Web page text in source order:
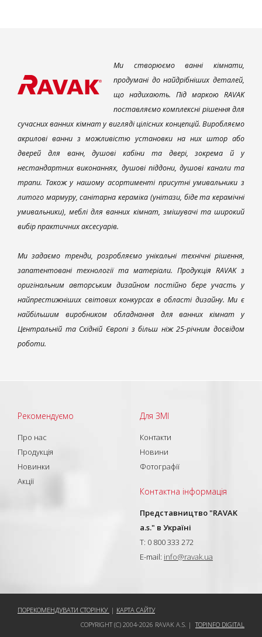
Ми створюємо ванні кімнати,
продумані до найдрібніших деталей,
що надихають. Під маркою RAVAK
поставляємо комплексні рішення для
сучасних ванних кімнат у вигляді цілісних концепцій. Виробляємо
акрилові ванни з можливістю установки на них штор або
дверей для ванн, душові кабіни та двері, зокрема й у
нестандартних виконаннях, душові піддони, душові канали та
трапи. Також у нашому асортименті присутні умивальники з
литого мармуру, санітарна кераміка (унітази, біде та керамічні
умивальники), меблі для ванних кімнат, змішувачі та широкий
вибір практичних аксесуарів.
Ми задаємо тренди, розробляємо унікальні технічні рішення,
запатентовані технології та матеріали. Продукція RAVAK з
оригінальним авторським дизайном постійно бере участь у
найпрестижніших світових конкурсах в області дизайну. Ми є
найбільшим виробником обладнання для ванних кімнат у
Центральній та Східній Європі з більш ніж 25-річним досвідом
роботи.
Рекомендуємо
Про нас
Продукція
Новинки
Акції
Для ЗМІ
Контакти
Новини
Фотографії
Контактна інформація
Представництво "RAVAK
a.s." в Україні
T: 0 800 333 272
E-mail: info@ravak.ua
ПОРЕКОМЕНДУВАТИ СТОРІНКУ | КАРТА САЙТУ
COPYRIGHT (C) 2004-2026 RAVAK A.S. |TOPINFO DIGITAL